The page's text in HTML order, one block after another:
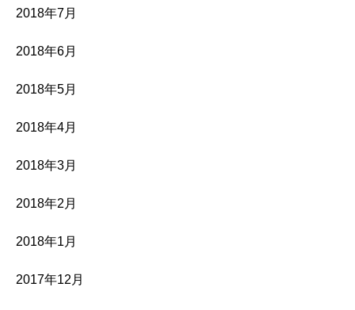
2018年7月
2018年6月
2018年5月
2018年4月
2018年3月
2018年2月
2018年1月
2017年12月